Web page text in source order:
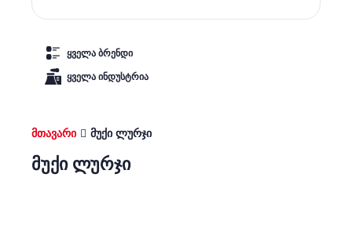
ყველა ბრენდი
ყველა ინდუსტრია
მთავარი მუქი ლურჯი
მუქი ლურჯი